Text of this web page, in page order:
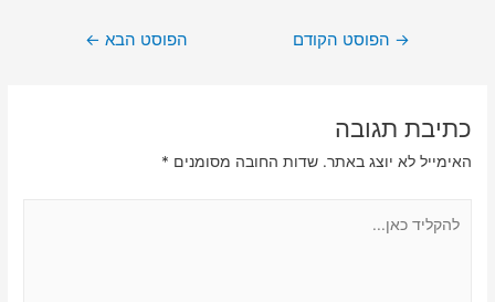
ניווט
→ הפוסט הקודם הפוסט הבא ←
כתיבת תגובה
האימייל לא יוצג באתר. שדות החובה מסומנים *